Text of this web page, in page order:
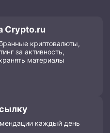
Crypto.ru
криптовалюты,
за активность,
материалы
каждый день